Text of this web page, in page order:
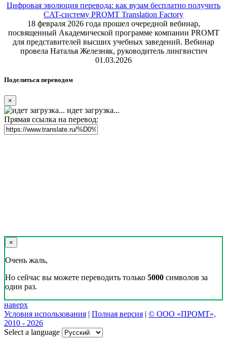
Цифровая эволюция перевода: как вузам бесплатно получить
CAT-систему PROMT Translation Factory
18 февраля 2026 года прошел очередной вебинар,
посвященный Академической программе компании PROMT
для представителей высших учебных заведений. Вебинар
провела Наталья Железняк, руководитель лингвистич
01.03.2026
Поделиться переводом
×
идет загрузка...
Прямая ссылка на перевод:
×
Очень жаль,
Но сейчас вы можете переводить только 5000 символов за
один раз.
наверх
Условия использования | Полная версия | © ООО «ПРОМТ»,
2010 - 2026
Select a language